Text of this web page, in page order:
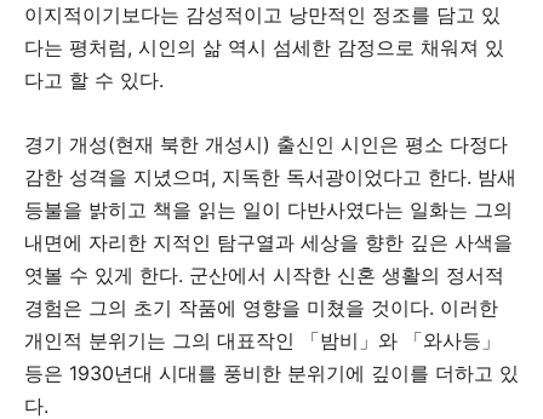
이지적이기보다는 감성적이고 낭만적인 정조를 담고 있
다는 평처럼, 시인의 삶 역시 섬세한 감정으로 채워져 있
다고 할 수 있다.
경기 개성(현재 북한 개성시) 출신인 시인은 평소 다정다
감한 성격을 지녔으며, 지독한 독서광이었다고 한다. 밤새
등불을 밝히고 책을 읽는 일이 다반사였다는 일화는 그의
내면에 자리한 지적인 탐구열과 세상을 향한 깊은 사색을
엿볼 수 있게 한다. 군산에서 시작한 신혼 생활의 정서적
경험은 그의 초기 작품에 영향을 미쳤을 것이다. 이러한
개인적 분위기는 그의 대표작인 「밤비」와 「와사등」
등은 1930년대 시대를 풍비한 분위기에 깊이를 더하고 있
다.